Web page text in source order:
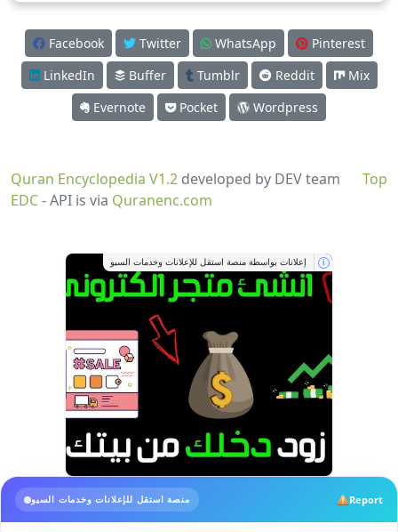
Facebook Twitter WhatsApp
Pinterest
LinkedIn
Buffer Tumblr Reddit
Mix
Evernote
Pocket Wordpress
Top
Quran Encyclopedia V1.2 developed by DEV team
EDC- API is via Quranenc.com
إعلانات بواسطة منصة استقل للإعلانات وخدمات السيو i
منصة استقل للإعلانات وخدمات السيو Report